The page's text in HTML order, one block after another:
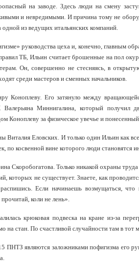
на заводе. Здесь люди на смену
и невредимыми. И причина тому не
одной из ведущих итальянских компаний.
руководства цеха и, конечно, главным
ТБ, Ильин считает брошенные на пол
Он, совершенно не стесняясь, в
среди мастеров и сменных начальников.
Коноплеву. Его затянуло между
Миннигалина, который получил
Коноплеву за физическое увечье и
Виталия Еловских. И только один Ильин как
по косвенной вине которого люди становятся
Скоробогатова. Только никакой охраны
которых не существует. Знаете, как
Если начинаешь возмущаться,
коли не лень».
крюковая подвеска на кране из-за
на стан. По счастливой случайности там в тот
ПНТЗ являются заложниками пофигизма его